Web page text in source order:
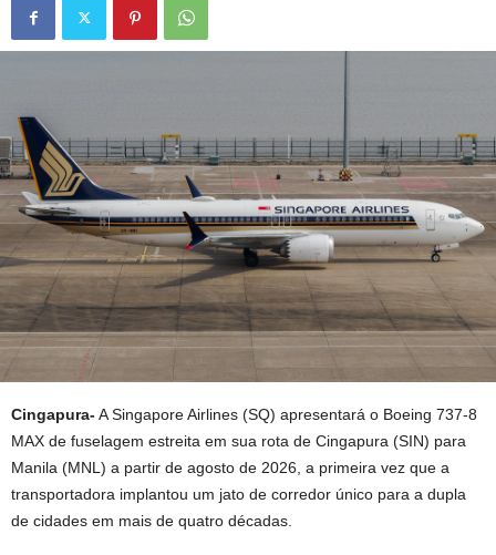
Cingapura-A Singapore Airlines (SQ) apresentará o Boeing 737-8
MAX de fuselagem estreita em sua rota de Cingapura (SIN) para
Manila (MNL) a partir de agosto de 2026, a primeira vez que a
transportadora implantou um jato de corredor único para a dupla
de cidades em mais de quatro décadas.